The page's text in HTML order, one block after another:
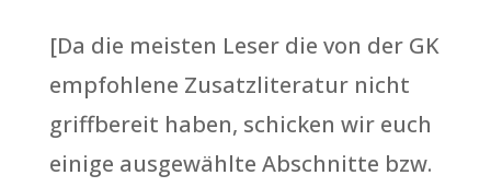
[Da die meisten Leser die von der GK
empfohlene Zusatzliteratur nicht
griffbereit haben, schicken wir euch
einige ausgewählte Abschnitte bzw.